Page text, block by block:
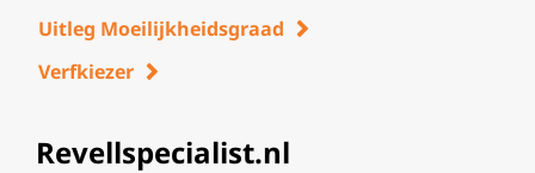
Uitleg Moeilijkheidsgraad
Verfkiezer
Revellspecialist.nl